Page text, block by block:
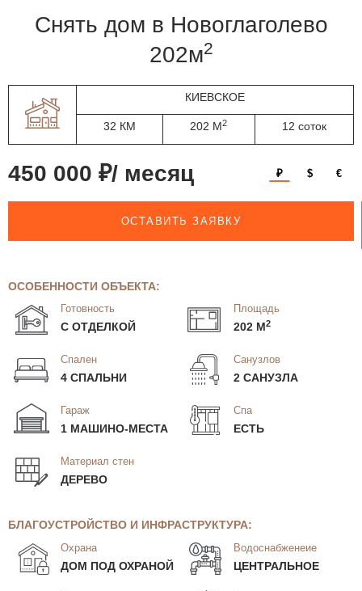
Снять дом в Новоглаголево
202м2
КИЕВСКОЕ
32 КМ 202 М2 12 соток
450 000 ₽/ месяц ₽ $ €
ОСТАВИТЬ ЗАЯВКУ
ОСОБЕННОСТИ ОБЪЕКТА:
Готовность
С ОТДЕЛКОЙ
Площадь
202 М2
Спален
4 СПАЛЬНИ
Санузлов
2 САНУЗЛА
Гараж
1 МАШИНО-МЕСТА
Спа
ЕСТЬ
Материал стен
ДЕРЕВО
БЛАГОУСТРОЙСТВО И ИНФРАСТРУКТУРА:
Охрана
ДОМ ПОД ОХРАНОЙ
Водоснабженеие
ЦЕНТРАЛЬНОЕ